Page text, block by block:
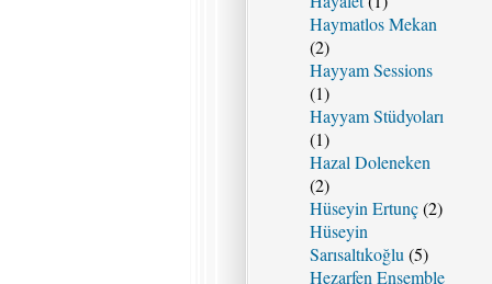
Haymatlos Mekan
(2)
Hayyam Sessions
(1)
Hayyam Stüdyoları
(1)
Hazal Doleneken
(2)
Hüseyin Ertunç(2)
Hüseyin
Sarısaltıkoğlu (5)
Hezarfen Ensemble